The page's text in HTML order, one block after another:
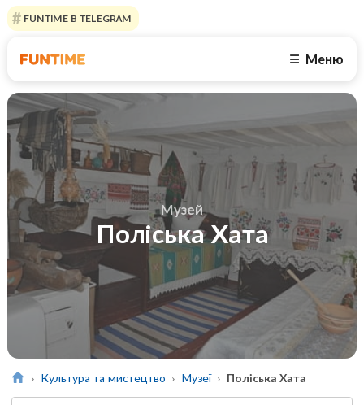
FUNTIME В TELEGRAM
☰ Меню
Музей
Поліська Хата
Культура та мистецтво Музеї Поліська Хата